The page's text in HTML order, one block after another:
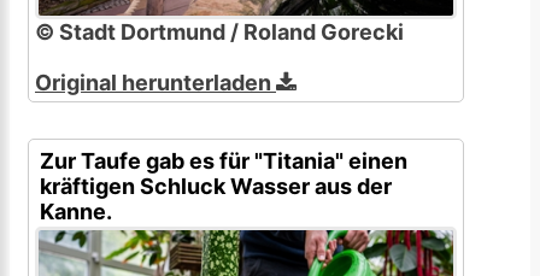
© Stadt Dortmund / Roland Gorecki
Original herunterladen
Zur Taufe gab es für "Titania" einen
kräftigen Schluck Wasser aus der
Kanne.